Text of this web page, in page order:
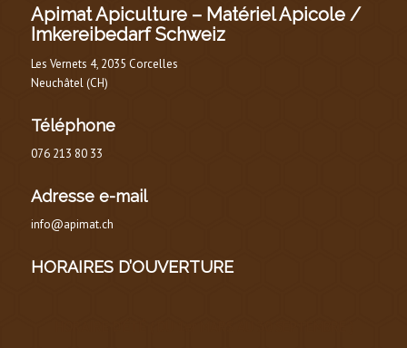
Apimat Apiculture – Matériel Apicole /
Imkereibedarf Schweiz
Les Vernets 4, 2035 Corcelles
Neuchâtel (CH)
Téléphone
076 213 80 33
Adresse e-mail
info@apimat.ch
HORAIRES D’OUVERTURE